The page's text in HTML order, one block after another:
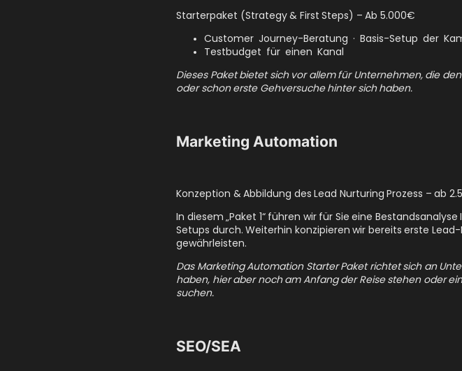
Starterpaket (Strategy & First Steps) – Ab 5.000€
Customer Journey-Beratung · Basis-Setup der
Testbudget für einen Kanal
Dieses Paket bietet sich vor allem für Unternehmen, die
oder schon erste Gehversuche hinter sich haben.
Marketing Automation
Konzeption & Abbildung des Lead Nurturing Prozess – ab
In diesem „Paket 1“ führen wir für Sie eine
Setups durch. Weiterhin konzipieren wir bereits erste
gewährleisten.
Das Marketing Automation Starter Paket richtet sich an
haben, hier aber noch am Anfang der Reise stehen oder
suchen.
SEO/SEA